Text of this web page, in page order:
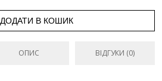
ДОДАТИ В КОШИК
ОПИС ВІДГУКИ (0)